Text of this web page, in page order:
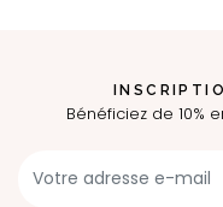
Bénéficiez de 10%